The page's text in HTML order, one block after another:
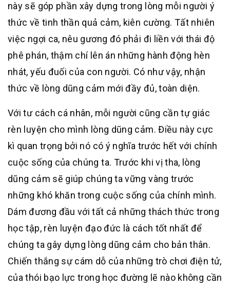
này sẽ góp phần xây dựng trong lòng mỗi người ý
thức về tinh thần quả cảm, kiên cường. Tất nhiên
việc ngợi ca, nêu gương đó phải đi liền với thái độ
phê phán, thậm chí lên án những hành động hèn
nhát, yếu đuối của con người. Có như vậy, nhận
thức về lòng dũng cảm mới đầy đủ, toàn diện.
Với tư cách cá nhân, mỗi người cũng cần tự giác
rèn luyện cho mình lòng dũng cảm. Điều này cực
kì quan trọng bởi nó có ý nghĩa trước hết với chính
cuộc sống của chúng ta. Trước khi vị tha, lòng
dũng cảm sẽ giúp chúng ta vững vàng trước
những khó khăn trong cuộc sống của chính mình.
Dám đương đầu với tất cả những thách thức trong
học tập, rèn luyện đạo đức là cách tốt nhất để
chúng ta gây dựng lòng dũng cảm cho bản thân.
Chiến thắng sự cám dỗ của những trò chơi điện tử,
của thói bạo lực trong học đường lẽ nào không cần